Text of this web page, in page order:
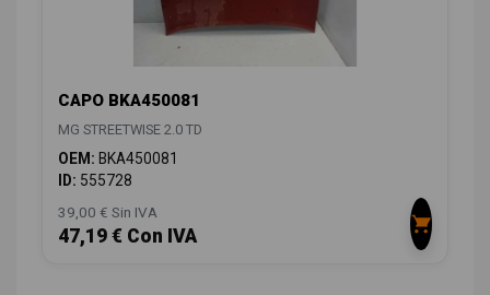
CAPO BKA450081
MG STREETWISE 2.0 TD
OEM: BKA450081
ID: 555728
39,00 € Sin IVA
47,19 € Con IVA